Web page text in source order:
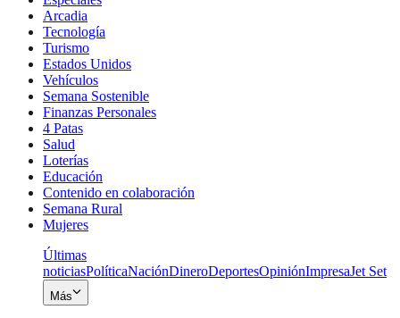
Arcadia
Tecnología
Turismo
Estados Unidos
Vehículos
Semana Sostenible
Finanzas Personales
4 Patas
Salud
Loterías
Educación
Contenido en colaboración
Semana Rural
Mujeres
Últimas
noticiasPolíticaNaciónDineroDeportesOpiniónImpresaJet Set
Más